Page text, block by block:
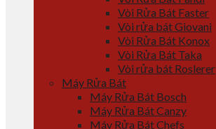
Vòi Rửa Bát Faster
Vòi rửa bát Giovani
Vòi Rửa Bát Konox
Vòi Rửa Bát Taka
Vòi rửa bát Roslerer
Máy Rửa Bát
Máy Rửa Bát Bosch
Máy Rửa Bát Canzy
Máy Rửa Bát Chefs